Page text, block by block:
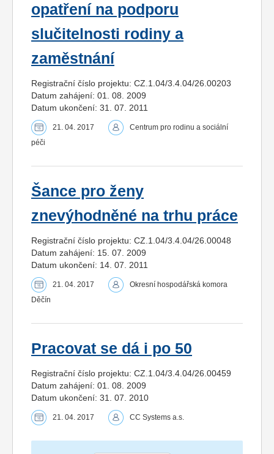
opatření na podporu
slučitelnosti rodiny a
zaměstnání
Registrační číslo projektu: CZ.1.04/3.4.04/26.00203
Datum zahájení: 01. 08. 2009
Datum ukončení: 31. 07. 2011
21. 04. 2017
Centrum pro rodinu a sociální
péči
Šance pro ženy
znevýhodněné na trhu práce
Registrační číslo projektu: CZ.1.04/3.4.04/26.00048
Datum zahájení: 15. 07. 2009
Datum ukončení: 14. 07. 2011
21. 04. 2017
Okresní hospodářská komora
Děčín
Pracovat se dá i po 50
Registrační číslo projektu: CZ.1.04/3.4.04/26.00459
Datum zahájení: 01. 08. 2009
Datum ukončení: 31. 07. 2010
21. 04. 2017 CC Systems a.s.